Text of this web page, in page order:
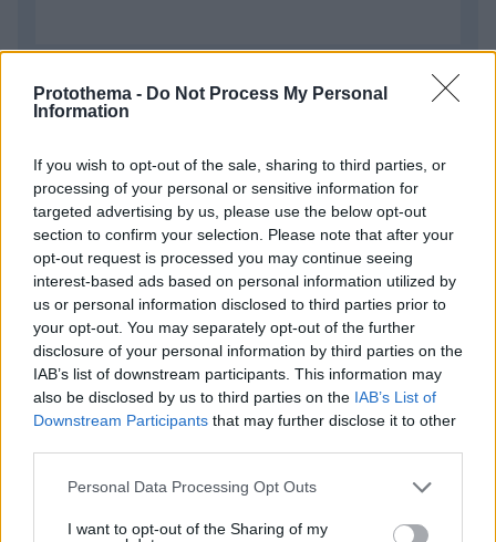
Protothema - Do Not Process My Personal
Information
If you wish to opt-out of the sale, sharing to third parties, or
processing of your personal or sensitive information for
targeted advertising by us, please use the below opt-out
section to confirm your selection. Please note that after your
opt-out request is processed you may continue seeing
interest-based ads based on personal information utilized by
us or personal information disclosed to third parties prior to
your opt-out. You may separately opt-out of the further
disclosure of your personal information by third parties on the
IAB’s list of downstream participants. This information may
also be disclosed by us to third parties on the IAB’s List of
Downstream Participants that may further disclose it to other
Please note that this website/app uses one or more Google
not limited to your visit or usage behaviour. You may click to
Personal Data Processing Opt Outs
I want to opt-out of the Sharing of my
* Υποχρεωτικά πεδία
ΡΟΗ ΕΙΔΗΣΕΩΝ
Ειδήσεις Δημοφιλή Σχολιασμένα
Συνδικαλιστής ψαράς που αποχώρησε από την Ελπίδα
της Καρυστιανού, της ζητά να τον προστατέψει:
κόμματος